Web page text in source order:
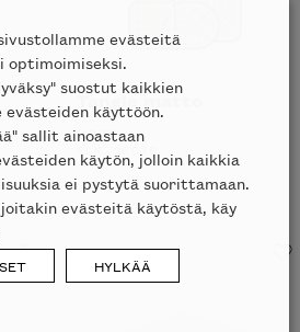
Tangle matto
MOOOI
evästeitä
optimoimiseksi.
suostut kaikkien
käyttöön.
sallit ainoastaan
käytön, jolloin kaikkia
ei pystytä suorittamaan.
evästeitä käytöstä, käy
HYLKÄÄ